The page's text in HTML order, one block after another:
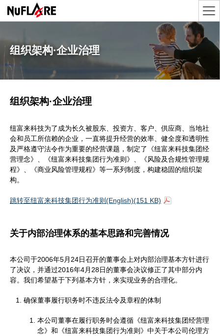
组织架构·企业治理
组织架构·企业治理
纽富来科技为了成为长久被股东、投资方、客户、供应商、当地社
会和员工所信赖的企业，一直将提升经营的效率、健全度和透明性
及严格遵守法令作为重要的经营课题，制定了《纽富来科技集团经
营理念》、《纽富来科技集团行为准则》、《风险及合规性管理规
程》、《商业风险管理规程》等一系列制度，构建稳固的组织架
构。
跳转至纽富来科技集团行为准则(English)(151 KB)
关于内部治理体系的基本思路和完善情况
本公司于2006年5月24日召开的董事会上对内部治理基本方针进行
了决议，并通过2016年4月28日的董事会决议修正了其中部分内
容。我们希望基于下列基本方针，来实现业务的合理化。
确保董事履行职务时不违反法令及章程的体制
本公司董事在履行职务时会遵循《纽富来科技集团经营理
念》和《纽富来科技集团行为准则》中关于本公司伦理方